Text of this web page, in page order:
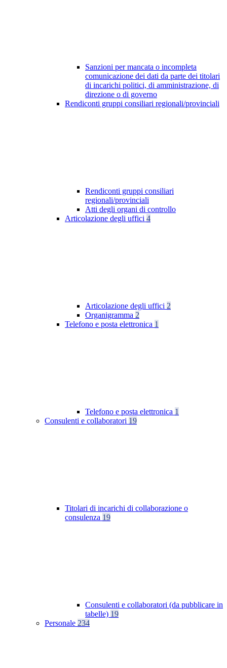
Sanzioni per mancata o incompleta
comunicazione dei dati da parte dei titolari
di incarichi politici, di amministrazione, di
direzione o di governo
Rendiconti gruppi consiliari regionali/provinciali
Rendiconti gruppi consiliari
regionali/provinciali
Atti degli organi di controllo
Articolazione degli uffici 4
Articolazione degli uffici 2
Organigramma 2
Telefono e posta elettronica 1
Telefono e posta elettronica 1
Consulenti e collaboratori 19
Titolari di incarichi di collaborazione o
consulenza 19
Consulenti e collaboratori (da pubblicare in
tabelle) 19
Personale 234